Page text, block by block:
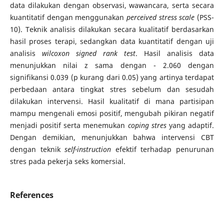
data dilakukan dengan observasi, wawancara, serta secara
kuantitatif dengan menggunakan perceived stress scale (PSS-
10). Teknik analisis dilakukan secara kualitatif berdasarkan
hasil proses terapi, sedangkan data kuantitatif dengan uji
analisis wilcoxon signed rank test. Hasil analisis data
menunjukkan nilai z sama dengan - 2.060 dengan
signifikansi 0.039 (p kurang dari 0.05) yang artinya terdapat
perbedaan antara tingkat stres sebelum dan sesudah
dilakukan intervensi. Hasil kualitatif di mana partisipan
mampu mengenali emosi positif, mengubah pikiran negatif
menjadi positif serta menemukan coping stresyang adaptif.
Dengan demikian, menunjukkan bahwa intervensi CBT
dengan teknikself-instruction efektif terhadap penurunan
stres pada pekerja seks komersial.
References